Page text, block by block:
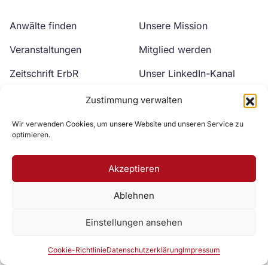
Zustimmung verwalten
Wir verwenden Cookies, um unsere Website und unseren Service zu
optimieren.
Akzeptieren
Ablehnen
Einstellungen ansehen
Cookie-RichtlinieDatenschutzerklärungImpressum
Anwälte finden
Veranstaltungen
Zeitschrift ErbR
Unsere Mission
Mitglied werden
Unser LinkedIn-Kanal
Unser YouTube-Kanal
Zur DAV Webseite